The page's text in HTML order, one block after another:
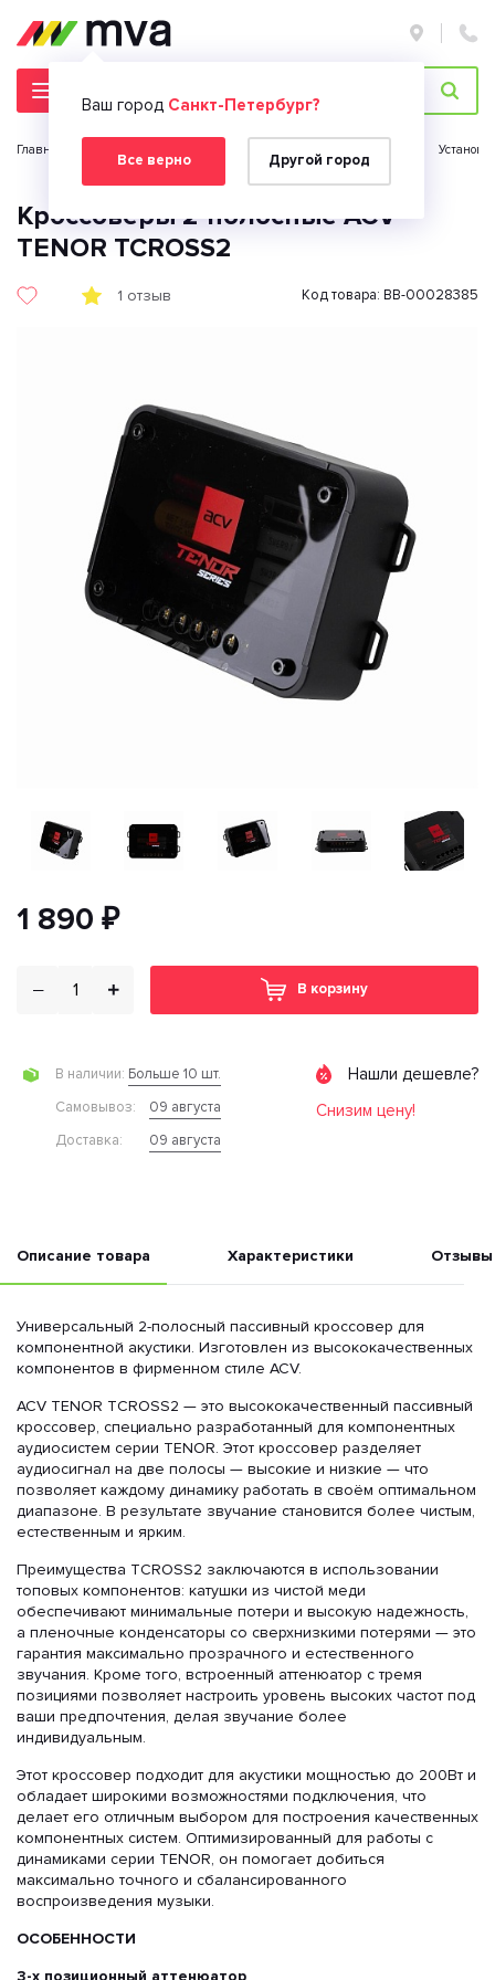
Ваш город Санкт-Петербург?
Все верно Другой город
Главная страница
Кроссоверы 2-полосные ACV
TENOR TCROSS2
1 отзыв Код товара: BB-00028385
1 890 ₽
В корзину
В наличии: Больше 10 шт.
Cамовывоз:
09 августа
Доставка:
09 августа
Нашли дешевле?
Снизим цену!
Описание товара Характеристики Отзывы
Универсальный 2-полосный пассивный кроссовер для
компонентной акустики. Изготовлен из высококачественных
компонентов в фирменном стиле ACV.
ACV TENOR TCROSS2 — это высококачественный пассивный
кроссовер, специально разработанный для компонентных
аудиосистем серии TENOR. Этот кроссовер разделяет
аудиосигнал на две полосы — высокие и низкие — что
позволяет каждому динамику работать в своём оптимальном
диапазоне. В результате звучание становится более чистым,
естественным и ярким.
Преимущества TCROSS2 заключаются в использовании
топовых компонентов: катушки из чистой меди
обеспечивают минимальные потери и высокую надежность,
а пленочные конденсаторы со сверхнизкими потерями — это
гарантия максимально прозрачного и естественного
звучания. Кроме того, встроенный аттенюатор с тремя
позициями позволяет настроить уровень высоких частот под
ваши предпочтения, делая звучание более
индивидуальным.
Этот кроссовер подходит для акустики мощностью до 200Вт и
обладает широкими возможностями подключения, что
делает его отличным выбором для построения качественных
компонентных систем. Оптимизированный для работы с
динамиками серии TENOR, он помогает добиться
максимально точного и сбалансированного
воспроизведения музыки.
ОСОБЕННОСТИ
3-х позиционный аттенюатор